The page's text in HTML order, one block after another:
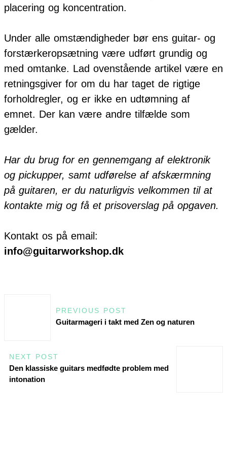
placering og koncentration.
Under alle omstændigheder bør ens guitar- og
forstærkeropsætning være udført grundig og
med omtanke. Lad ovenstående artikel være en
retningsgiver for om du har taget de rigtige
forholdregler, og er ikke en udtømning af
emnet. Der kan være andre tilfælde som
gælder.
Har du brug for en gennemgang af elektronik
og pickupper, samt udførelse af afskærmning
på guitaren, er du naturligvis velkommen til at
kontakte mig og få et prisoverslag på opgaven.
Kontakt os på email:
info@guitarworkshop.dk
PREVIOUS POST
Guitarmageri i takt med Zen og naturen
NEXT POST
Den klassiske guitars medfødte problem med
intonation